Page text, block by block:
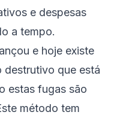
e despesas
a tempo.
e hoje existe
destrutivo que está
estas fugas são
método tem